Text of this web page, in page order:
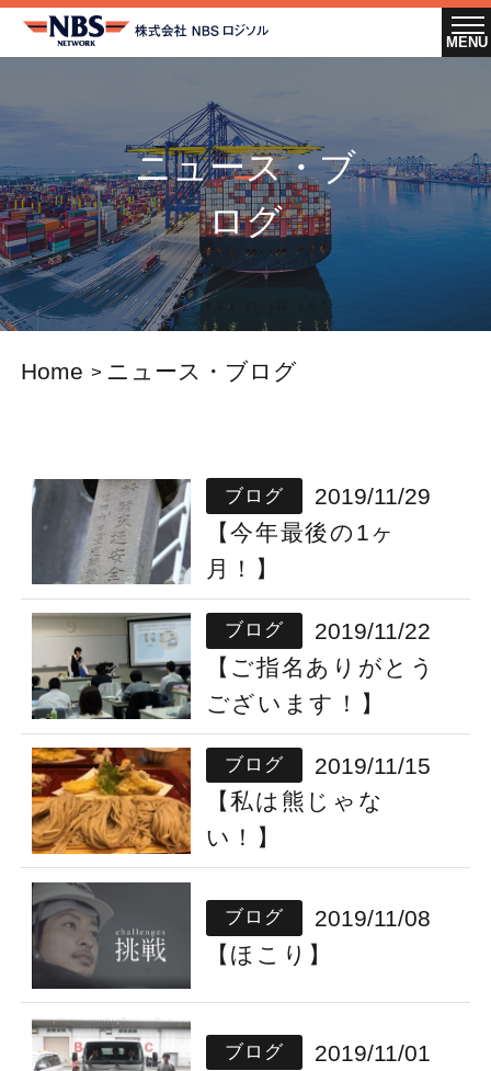
ニュース・ブ
ログ
Home ニュース・ブログ
ブログ
2019/11/29
【今年最後の1ヶ
月！】
ブログ
2019/11/22
【ご指名ありがとう
ございます！】
ブログ
2019/11/15
【私は熊じゃな
い！】
ブログ
2019/11/08
【ほこり】
ブログ
2019/11/01